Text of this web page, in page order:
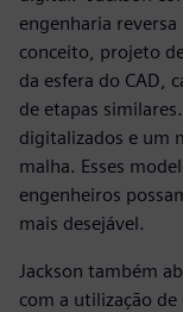
engenharia
conceito, projeto
da esfera do CAD,
de etapas
digitalizados e um
malha. Esses
engenheiros
mais desejável.
Jackson também
com a utilização